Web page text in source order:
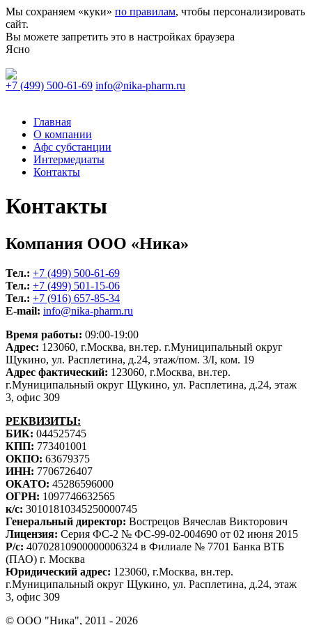
Мы сохраняем «куки» по правилам, чтобы персонализировать
сайт.
Вы можете запретить это в настройках браузера
Ясно
+7 (499) 500-61-69 info@nika-pharm.ru
Главная
О компании
Афс субстанции
Интермедиаты
Контакты
Контакты
Компания ООО «Ника»
Тел.: +7 (499) 500-61-69
Тел.: +7 (499) 501-15-06
Тел.: +7 (916) 657-85-34
E-mail: info@nika-pharm.ru
Время работы: 09:00-19:00
Адрес: 123060, г.Москва, вн.тер. г.Муниципальный округ
Щукино, ул. Расплетина, д.24, этаж/пом. 3/I, ком. 19
Адрес фактический: 123060, г.Москва, вн.тер.
г.Муниципальный округ Щукино, ул. Расплетина, д.24, этаж
3, офис 309
РЕКВИЗИТЫ:
БИК: 044525745
КПП: 773401001
ОКПО: 63679375
ИНН: 7706726407
ОКАТО: 45286596000
ОГРН: 1097746632565
к/с: 30101810345250000745
Генеральный директор: Вострецов Вячеслав Викторович
Лицензия: Серия ФС-2 № ФС-99-02-004690 от 02 июня 2015
Р/с: 40702810900000006324 в Филиале № 7701 Банка ВТБ
(ПАО) г. Москва
Юридический адрес: 123060, г.Москва, вн.тер.
г.Муниципальный округ Щукино, ул. Расплетина, д.24, этаж
3, офис 309
© ООО "Ника", 2011 - 2026